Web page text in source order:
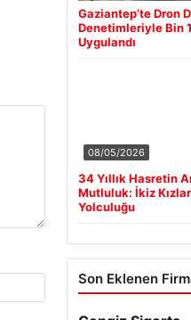
Gaziantep’te Dron
Denetimleriyle Bin
Uygulandı
08/05/2026
34 Yıllık Hasretin
Mutluluk: İkiz
Yolculuğu
Son Eklenen